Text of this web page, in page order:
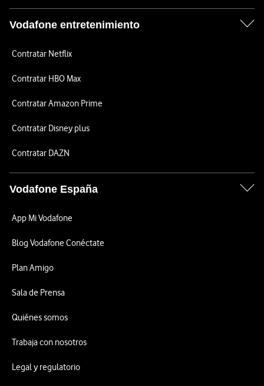
Vodafone entretenimiento
Contratar Netflix
Contratar HBO Max
Contratar Amazon Prime
Contratar Disney plus
Contratar DAZN
Vodafone España
App Mi Vodafone
Blog Vodafone Conéctate
Plan Amigo
Sala de Prensa
Quiénes somos
Trabaja con nosotros
Legal y regulatorio